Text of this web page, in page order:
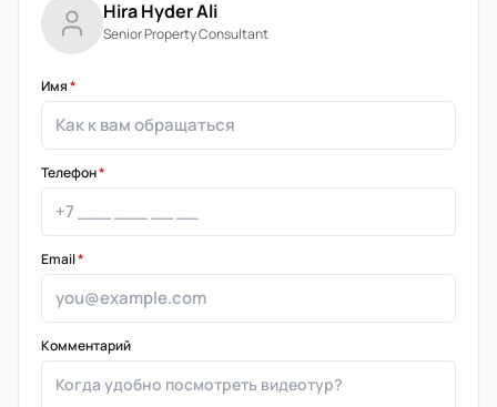
Hira Hyder Ali
Senior Property Consultant
Имя*
Телефон*
Email*
Комментарий